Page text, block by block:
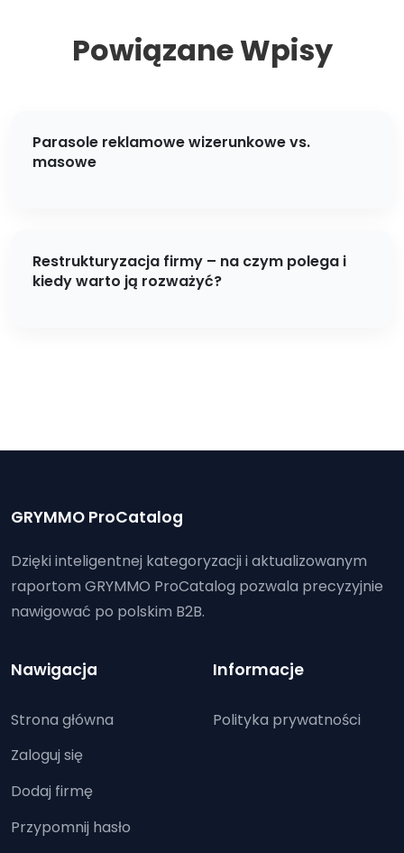
Powiązane Wpisy
Parasole reklamowe wizerunkowe vs.
masowe
Restrukturyzacja firmy – na czym polega i
kiedy warto ją rozważyć?
GRYMMO ProCatalog
Dzięki inteligentnej kategoryzacji i aktualizowanym
raportom GRYMMO ProCatalog pozwala precyzyjnie
nawigować po polskim B2B.
Nawigacja
Strona główna
Zaloguj się
Dodaj firmę
Przypomnij hasło
Informacje
Polityka prywatności